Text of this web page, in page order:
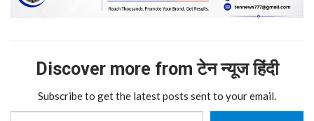
Discover more from टेन न्यूज हिंदी
Subscribe to get the latest posts sent to your email.
Type your email…